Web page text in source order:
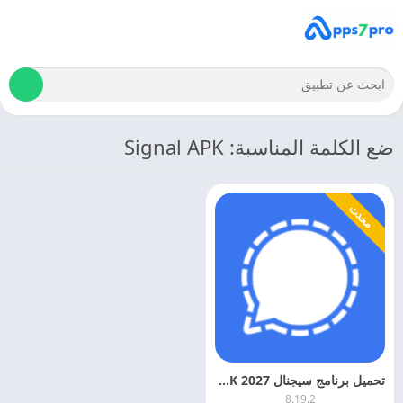
ضع الكلمة المناسبة: Signal APK
محدث
تحميل برنامج سيجنال Signal APK 2027 اخر اصدار مجانا
8.19.2